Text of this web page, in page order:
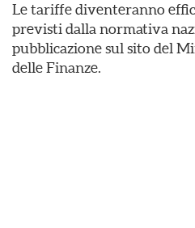
Le tariffe diventeranno
previsti dalla normativa
pubblicazione sul sito del
delle Finanze.